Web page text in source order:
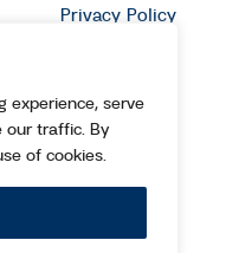
experience, serve
our traffic. By
of cookies.
Privacy Policy